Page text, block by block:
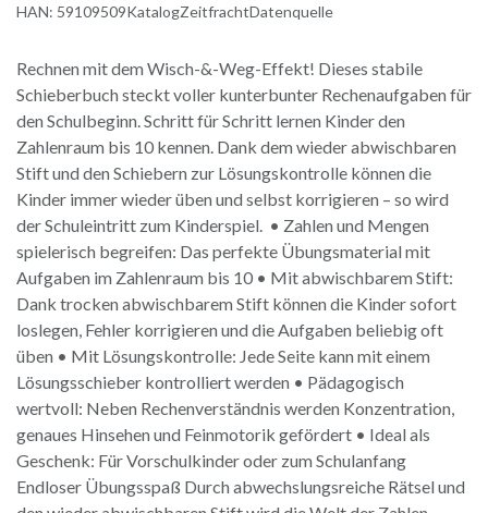
HAN: 59109509KatalogZeitfrachtDatenquelle
Rechnen mit dem Wisch-&-Weg-Effekt! Dieses stabile
Schieberbuch steckt voller kunterbunter Rechenaufgaben für
den Schulbeginn. Schritt für Schritt lernen Kinder den
Zahlenraum bis 10 kennen. Dank dem wieder abwischbaren
Stift und den Schiebern zur Lösungskontrolle können die
Kinder immer wieder üben und selbst korrigieren – so wird
der Schuleintritt zum Kinderspiel. • Zahlen und Mengen
spielerisch begreifen: Das perfekte Übungsmaterial mit
Aufgaben im Zahlenraum bis 10 • Mit abwischbarem Stift:
Dank trocken abwischbarem Stift können die Kinder sofort
loslegen, Fehler korrigieren und die Aufgaben beliebig oft
üben • Mit Lösungskontrolle: Jede Seite kann mit einem
Lösungsschieber kontrolliert werden • Pädagogisch
wertvoll: Neben Rechenverständnis werden Konzentration,
genaues Hinsehen und Feinmotorik gefördert • Ideal als
Geschenk: Für Vorschulkinder oder zum Schulanfang
Endloser Übungsspaß Durch abwechslungsreiche Rätsel und